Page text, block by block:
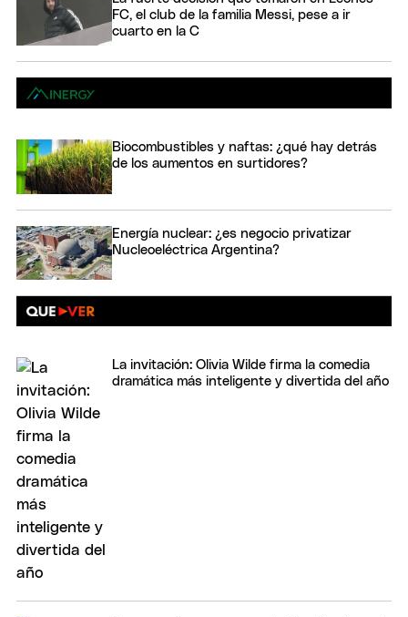
FC, el club de la familia Messi, pese a ir
cuarto en la C
Biocombustibles y naftas: ¿qué hay detrás
de los aumentos en surtidores?
Energía nuclear: ¿es negocio privatizar
Nucleoeléctrica Argentina?
La invitación: Olivia Wilde firma la comedia
dramática más inteligente y divertida del año